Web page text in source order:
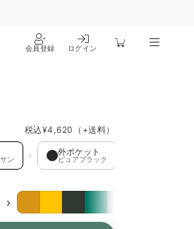
会員登録 ログイン
ン
外ポケット
ピュアブラック
›
税込¥4,620 （+送料）